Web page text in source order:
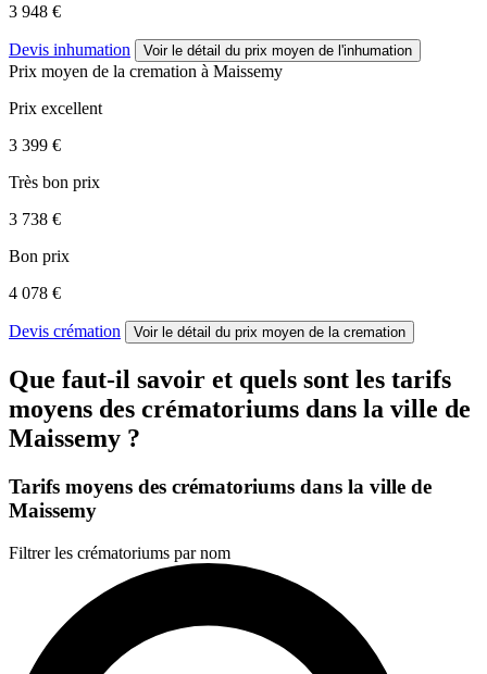
3 948 €
Devis inhumation Voir le détail du prix moyen de l'inhumation
Prix moyen de la cremation à Maissemy
Prix excellent
3 399 €
Très bon prix
3 738 €
Bon prix
4 078 €
Devis crémation Voir le détail du prix moyen de la cremation
Que faut-il savoir et quels sont les tarifs
moyens des crématoriums dans la ville de
Maissemy ?
Tarifs moyens des crématoriums dans la ville de
Maissemy
Filtrer les crématoriums par nom